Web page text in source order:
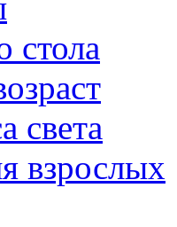
стола
света
взрослых